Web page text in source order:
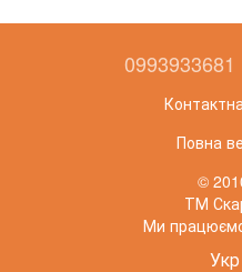
0993933681
Повна
©
ТМ
Ми
Укр